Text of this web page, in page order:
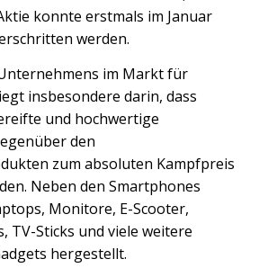
konnte erstmals im Januar
werden.
im Markt für
insbesondere darin, dass
und hochwertige
den
zum absoluten Kampfpreis
Neben den Smartphones
Monitore, E-Scooter,
TV-Sticks und viele weitere
hergestellt.